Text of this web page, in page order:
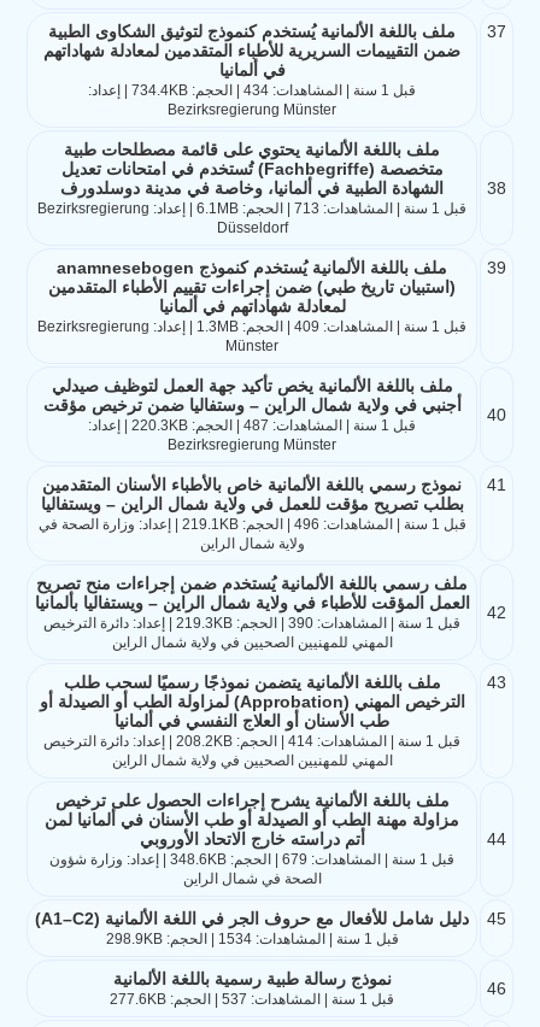
37
ملف باللغة الألمانية يُستخدم كنموذج لتوثيق الشكاوى الطبية
ضمن التقييمات السريرية للأطباء المتقدمين لمعادلة شهاداتهم
في ألمانيا
قبل 1 سنة | المشاهدات: 434 | الحجم: 734.4KB | إعداد:
Bezirksregierung Münster
38
ملف باللغة الألمانية يحتوي على قائمة مصطلحات طبية
متخصصة (Fachbegriffe) تُستخدم في امتحانات تعديل
الشهادة الطبية في ألمانيا، وخاصة في مدينة دوسلدورف
قبل 1 سنة | المشاهدات: 713 | الحجم: 6.1MB | إعداد: Bezirksregierung
Düsseldorf
39
ملف باللغة الألمانية يُستخدم كنموذج anamnesebogen
(استبيان تاريخ طبي) ضمن إجراءات تقييم الأطباء المتقدمين
لمعادلة شهاداتهم في ألمانيا
قبل 1 سنة | المشاهدات: 409 | الحجم: 1.3MB | إعداد: Bezirksregierung
Münster
40
ملف باللغة الألمانية يخص تأكيد جهة العمل لتوظيف صيدلي
أجنبي في ولاية شمال الراين – وستفاليا ضمن ترخيص مؤقت
قبل 1 سنة | المشاهدات: 487 | الحجم: 220.3KB | إعداد:
Bezirksregierung Münster
41
نموذج رسمي باللغة الألمانية خاص بالأطباء الأسنان المتقدمين
بطلب تصريح مؤقت للعمل في ولاية شمال الراين – ويستفاليا
قبل 1 سنة | المشاهدات: 496 | الحجم: 219.1KB | إعداد: وزارة الصحة في
ولاية شمال الراين
42
ملف رسمي باللغة الألمانية يُستخدم ضمن إجراءات منح تصريح
العمل المؤقت للأطباء في ولاية شمال الراين – ويستفاليا بألمانيا
قبل 1 سنة | المشاهدات: 390 | الحجم: 219.3KB | إعداد: دائرة الترخيص
المهني للمهنيين الصحيين في ولاية شمال الراين
43
ملف باللغة الألمانية يتضمن نموذجًا رسميًا لسحب طلب
الترخيص المهني (Approbation) لمزاولة الطب أو الصيدلة أو
طب الأسنان أو العلاج النفسي في ألمانيا
قبل 1 سنة | المشاهدات: 414 | الحجم: 208.2KB | إعداد: دائرة الترخيص
المهني للمهنيين الصحيين في ولاية شمال الراين
44
ملف باللغة الألمانية يشرح إجراءات الحصول على ترخيص
مزاولة مهنة الطب أو الصيدلة أو طب الأسنان في ألمانيا لمن
أتم دراسته خارج الاتحاد الأوروبي
قبل 1 سنة | المشاهدات: 679 | الحجم: 348.6KB | إعداد: وزارة شؤون
الصحة في شمال الراين
45 دليل شامل للأفعال مع حروف الجر في اللغة الألمانية (A1–C2)
قبل 1 سنة | المشاهدات: 1534 | الحجم: 298.9KB
46 نموذج رسالة طبية رسمية باللغة الألمانية
قبل 1 سنة | المشاهدات: 537 | الحجم: 277.6KB